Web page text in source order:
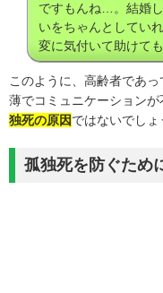
ですもんね…。結婚
いをちゃんとしてい
変に気付いて助けて
このように、高齢者であ
薄でコミュニケーションが
独死の原因ではないでしょ
孤独死を防ぐため